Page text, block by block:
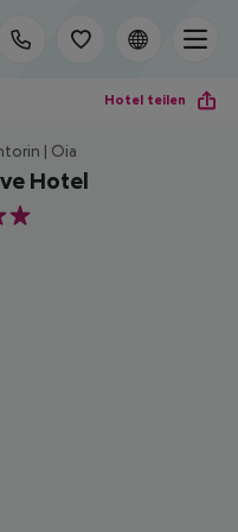
Hotel teilen
| Oia
Hotel